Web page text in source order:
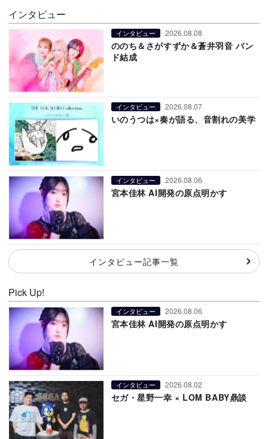
インタビュー
インタビュー 2026.08.08
ののち＆さがすずか＆蒼井羽音 バン
ド結成
インタビュー 2026.08.07
いのうつは×奏が語る、音割れの美学
インタビュー 2026.08.06
宮本佳林 AI開発の原点明かす
インタビュー記事一覧
Pick Up!
インタビュー 2026.08.06
宮本佳林 AI開発の原点明かす
インタビュー 2026.08.02
セガ・星野一幸 × LOM BABY鼎談